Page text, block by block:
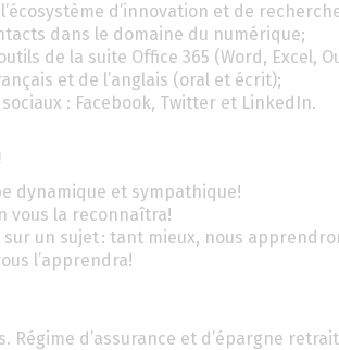
d’innovation et de
dans le domaine du numérique;
de la suite Office 365 (Word, Excel,
et de l’anglais (oral et écrit);
: Facebook, Twitter et LinkedIn.
dynamique et sympathique!
vous la reconnaîtra!
sur un sujet : tant mieux, nous
l’apprendra!
Régime d’assurance et d’épargne